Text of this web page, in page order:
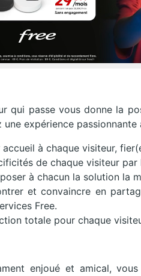
qui passe vous donne la
expérience passionnante
à chaque visiteur,
de chaque visiteur
à chacun la solution la
et convaincre en
Free.
totale pour chaque
enjoué et amical,